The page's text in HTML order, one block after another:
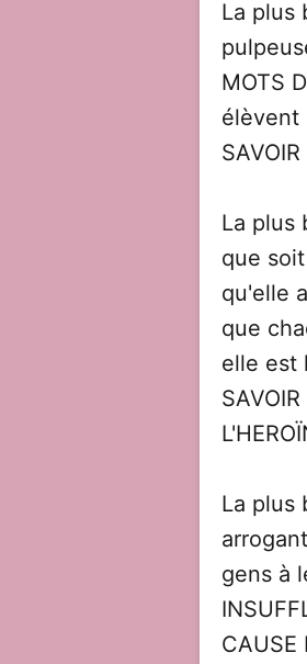
La plus
MOTS
élèvent
La plus
que
qu'elle
que
elle est
La plus
gens à
CAUSE